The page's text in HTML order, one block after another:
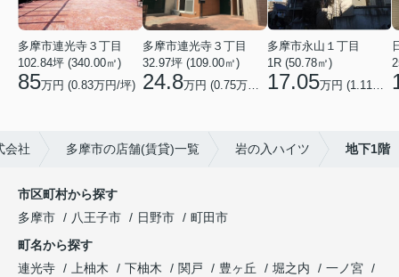
多摩市連光寺３丁目
102.84坪 (340.00㎡)
85万円 (0.83万円/坪)
多摩市連光寺３丁目
32.97坪 (109.00㎡)
24.8万円 (0.75万円/坪)
多摩市永山１丁目
1R (50.78㎡)
17.05万円 (1.11万円/坪)
会社 多摩市の店舗(賃貸)一覧 岩の入ハイツ 地下1階
市区町村から探す
多摩市
八王子市 日野市
町田市
町名から探す
連光寺
上柚木 下柚木 関戸 豊ヶ丘 堀之内
一ノ宮